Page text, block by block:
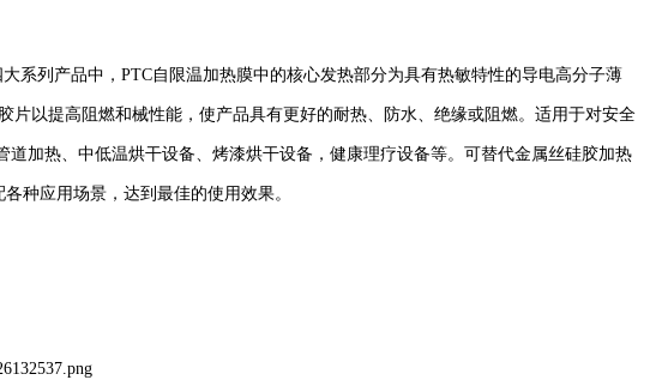
系列产品中，PTC自限温加热膜中的核心发热部分为具有热敏特性的导电高分子薄
以提高阻燃和械性能，使产品具有更好的耐热、防水、绝缘或阻燃。适用于对安全
加热、中低温烘干设备、烤漆烘干设备，健康理疗设备等。可替代金属丝硅胶加热
种应用场景，达到最佳的使用效果。